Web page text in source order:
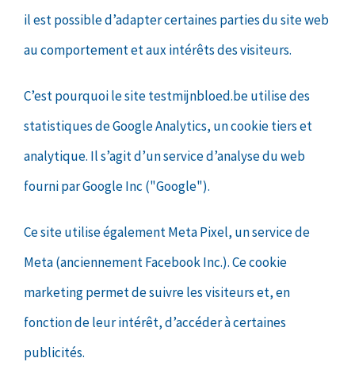
il est possible d’adapter certaines parties du site web
au comportement et aux intérêts des visiteurs.
C’est pourquoi le site testmijnbloed.be utilise des
statistiques de Google Analytics, un cookie tiers et
analytique. Il s’agit d’un service d’analyse du web
fourni par Google Inc ("Google").
Ce site utilise également Meta Pixel, un service de
Meta (anciennement Facebook Inc.). Ce cookie
marketing permet de suivre les visiteurs et, en
fonction de leur intérêt, d’accéder à certaines
publicités.